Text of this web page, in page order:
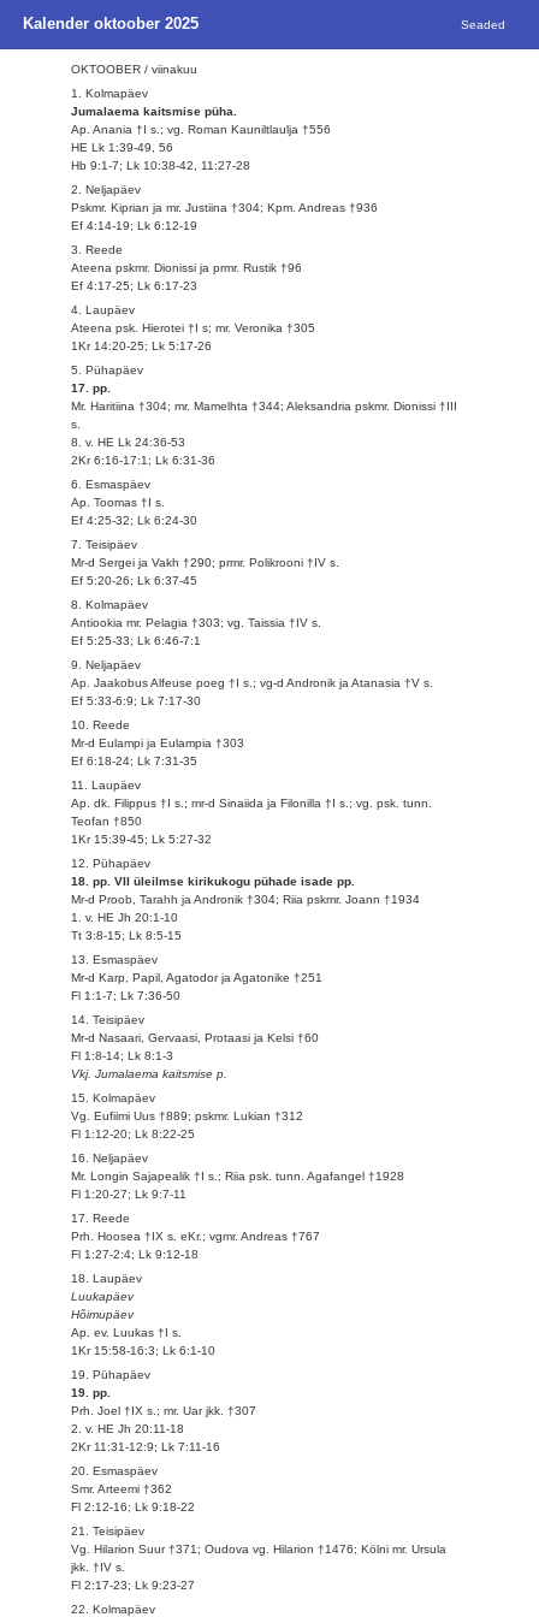
Kalender oktoober 2025 Seaded
OKTOOBER / viinakuu
1. Kolmapäev
Jumalaema kaitsmise püha.
Ap. Anania †I s.; vg. Roman Kauniltlaulja †556
HE Lk 1:39-49, 56
Hb 9:1-7; Lk 10:38-42, 11:27-28
2. Neljapäev
Pskmr. Kiprian ja mr. Justiina †304; Kpm. Andreas †936
Ef 4:14-19; Lk 6:12-19
3. Reede
Ateena pskmr. Dionissi ja prmr. Rustik †96
Ef 4:17-25; Lk 6:17-23
4. Laupäev
Ateena psk. Hierotei †I s; mr. Veronika †305
1Kr 14:20-25; Lk 5:17-26
5. Pühapäev
17. pp.
Mr. Haritiina †304; mr. Mamelhta †344; Aleksandria pskmr. Dionissi †III
s.
8. v. HE Lk 24:36-53
2Kr 6:16-17:1; Lk 6:31-36
6. Esmaspäev
Ap. Toomas †I s.
Ef 4:25-32; Lk 6:24-30
7. Teisipäev
Mr-d Sergei ja Vakh †290; prmr. Polikrooni †IV s.
Ef 5:20-26; Lk 6:37-45
8. Kolmapäev
Antiookia mr. Pelagia †303; vg. Taissia †IV s.
Ef 5:25-33; Lk 6:46-7:1
9. Neljapäev
Ap. Jaakobus Alfeuse poeg †I s.; vg-d Andronik ja Atanasia †V s.
Ef 5:33-6:9; Lk 7:17-30
10. Reede
Mr-d Eulampi ja Eulampia †303
Ef 6:18-24; Lk 7:31-35
11. Laupäev
Ap. dk. Filippus †I s.; mr-d Sinaiida ja Filonilla †I s.; vg. psk. tunn.
Teofan †850
1Kr 15:39-45; Lk 5:27-32
12. Pühapäev
18. pp. VII üleilmse kirikukogu pühade isade pp.
Mr-d Proob, Tarahh ja Andronik †304; Riia pskmr. Joann †1934
1. v. HE Jh 20:1-10
Tt 3:8-15; Lk 8:5-15
13. Esmaspäev
Mr-d Karp, Papil, Agatodor ja Agatonike †251
Fl 1:1-7; Lk 7:36-50
14. Teisipäev
Mr-d Nasaari, Gervaasi, Protaasi ja Kelsi †60
Fl 1:8-14; Lk 8:1-3
Vkj. Jumalaema kaitsmise p.
15. Kolmapäev
Vg. Eufiimi Uus †889; pskmr. Lukian †312
Fl 1:12-20; Lk 8:22-25
16. Neljapäev
Mr. Longin Sajapealik †I s.; Riia psk. tunn. Agafangel †1928
Fl 1:20-27; Lk 9:7-11
17. Reede
Prh. Hoosea †IX s. eKr.; vgmr. Andreas †767
Fl 1:27-2:4; Lk 9:12-18
18. Laupäev
Luukapäev
Hõimupäev
Ap. ev. Luukas †I s.
1Kr 15:58-16:3; Lk 6:1-10
19. Pühapäev
19. pp.
Prh. Joel †IX s.; mr. Uar jkk. †307
2. v. HE Jh 20:11-18
2Kr 11:31-12:9; Lk 7:11-16
20. Esmaspäev
Smr. Arteemi †362
Fl 2:12-16; Lk 9:18-22
21. Teisipäev
Vg. Hilarion Suur †371; Oudova vg. Hilarion †1476; Kölni mr. Ursula
jkk. †IV s.
Fl 2:17-23; Lk 9:23-27
22. Kolmapäev